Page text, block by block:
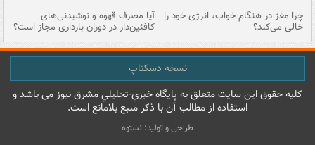
چرا مغز در هنگام خواب، انرژی خود را
خالی می‌کند؟
آیا مصرف قهوه و نوشیدنی‌های
کافئین‌دار در دوران بارداری مجاز است؟
نسخه دسکتاپ
کليه حقوق اين سايت متعلق به پایگاه خبري-تحليلي مشرق نيوز می باشد و
استفاده از مطالب آن با ذکر منبع بلامانع است.
طراحی و تولید: نستوه